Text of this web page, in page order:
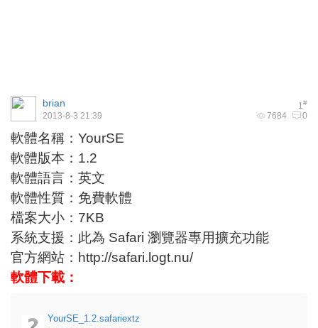
1#
brian
7684 0
2013-8-3 21:39
軟體名稱：YourSE
軟體版本：1.2
軟體語言：英文
軟體性質：免費軟體
檔案大小：7KB
系統支援：此為 Safari 瀏覽器專用擴充功能
官方網站： http://safari.logt.nu/
軟體下載：
YourSE_1.2.safariextz